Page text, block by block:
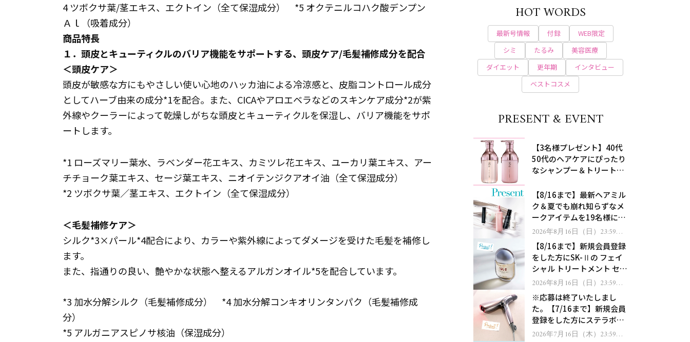
4 ツボクサ葉/茎エキス、エクトイン（全て保湿成分） *5 オクテニルコハク酸デンプン
Ａｌ（吸着成分）
商品特長
１．頭皮とキューティクルのバリア機能をサポートする、頭皮ケア/毛髪補修成分を配合
＜頭皮ケア＞
頭皮が敏感な方にもやさしい使い心地のハッカ油による冷涼感と、皮脂コントロール成分
としてハーブ由来の成分*1を配合。また、CICAやアロエベラなどのスキンケア成分*2が紫
外線やクーラーによって乾燥しがちな頭皮とキューティクルを保湿し、バリア機能をサポ
ートします。
*1 ローズマリー葉水、ラベンダー花エキス、カミツレ花エキス、ユーカリ葉エキス、アー
チチョーク葉エキス、セージ葉エキス、ニオイテンジクアオイ油（全て保湿成分）
*2 ツボクサ葉／茎エキス、エクトイン（全て保湿成分）
＜毛髪補修ケア＞
シルク*3×パール*4配合により、カラーや紫外線によってダメージを受けた毛髪を補修し
ます。
また、指通りの良い、艶やかな状態へ整えるアルガンオイル*5を配合しています。
*3 加水分解シルク（毛髪補修成分） *4 加水分解コンキオリンタンパク（毛髪補修成
分）
*5 アルガニアスピノサ核油（保湿成分）
HOT WORDS
最新号情報 付録
WEB限定
シミ
たるみ
美容医療
ダイエット
更年期
インタビュー
ベストコスメ
PRESENT & EVENT
【3名様プレゼント】40代
50代のヘアケアにぴったり
なシャンプー＆トリートメ
処！
【8/16まで】最新ヘアミル
ク＆夏でも崩れ知らずなメ
ークアイテムを19名様にプ
レゼント！
2026年8月16日（日）23:59ま
で【8/16まで】新規会員登録
をした方にSK-Ⅱの フェイ
シャル トリートメント セラ
ムをプレゼント！
2026年8月16日（日）23:59ま
※応募は終了いたしまし
た。【7/16まで】新規会員
登録をした方にステラボー
テのシャインリバース ヘア
2026年7月16日（木）23:59ま